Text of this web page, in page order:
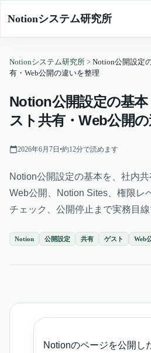
Notionシステム研究所
Notionシステム研究所 > Notion公開設定
有・Web公開の違いを整理
Notion公開設定の基
スト共有・Web公開
2026年6月7日 •約12分で読めます
Notion公開設定の基本を、社内共
Web公開、Notion Sites、権限レ
チェック、公開停止まで実務目線
Notion 公開設定 共有 ゲスト Web
Notionのページを公開し